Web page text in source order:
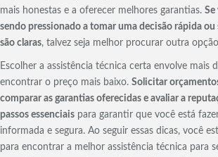
mais honestas e a oferecer melhores garantias. Se
sendo pressionado a tomar uma decisão rápida ou
são claras, talvez seja melhor procurar outra
Escolher a assistência técnica certa envolve mais
encontrar o preço mais baixo. Solicitar
comparar as garantias oferecidas e avaliar a
passos essenciais para garantir que você está
informada e segura. Ao seguir essas dicas, você
para encontrar a melhor assistência técnica para